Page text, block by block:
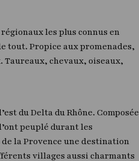
les plus connus en
tout. Propice aux promenades,
Taureaux, chevaux, oiseaux,
du Delta du Rhône. Composée
peuplé durant les
la Provence une destination
villages aussi charmants